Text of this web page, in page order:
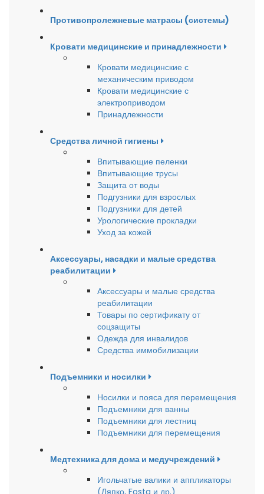
Противопролежневые матрасы (системы)
Кровати медицинские и принадлежности
Кровати медицинские с
механическим приводом
Кровати медицинские с
электроприводом
Принадлежности
Средства личной гигиены
Впитывающие пеленки
Впитывающие трусы
Защита от воды
Подгузники для взрослых
Подгузники для детей
Урологические прокладки
Уход за кожей
Аксессуары, насадки и малые средства
реабилитации
Аксессуары и малые средства
реабилитации
Товары по сертификату от
соцзащиты
Одежда для инвалидов
Средства иммобилизации
Подъемники и носилки
Носилки и пояса для перемещения
Подъемники для ванны
Подъемники для лестниц
Подъемники для перемещения
Медтехника для дома и медучреждений
Игольчатые валики и аппликаторы
(Ляпко, Fosta и др.)